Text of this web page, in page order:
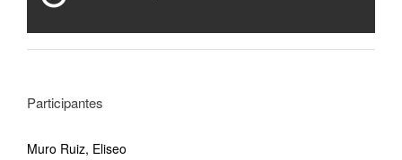
Participantes
Muro Ruiz, Eliseo